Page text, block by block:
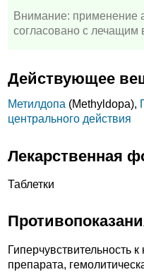
Внимание: применение
согласовано с лечащим
Действующее
Метилдопа (Methyldopa),
центрального действия
Лекарственная
Таблетки
Гиперчувствительность
препарата,